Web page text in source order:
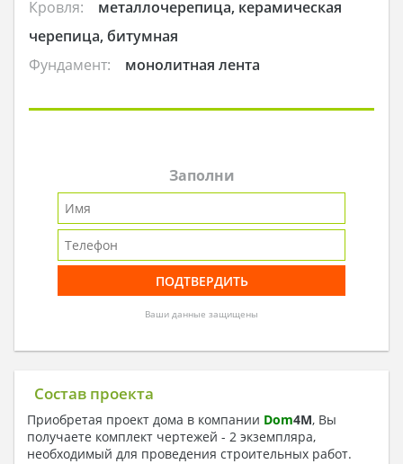
Кровля:
металлочерепица, керамическая
черепица, битумная
Фундамент:
монолитная лента
Заполни
Ваши данные защищены
Состав проекта
Приобретая проект дома в компании Dom4M, Вы
получаете комплект чертежей - 2 экземпляра,
необходимый для проведения строительных работ.